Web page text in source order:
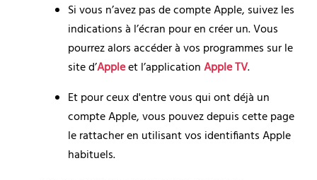
Si vous n’avez pas de compte Apple, suivez les
indications à l’écran pour en créer un. Vous
pourrez alors accéder à vos programmes sur le
site d’Apple et l’application Apple TV.
Et pour ceux d'entre vous qui ont déjà un
compte Apple, vous pouvez depuis cette page
le rattacher en utilisant vos identifiants Apple
habituels.